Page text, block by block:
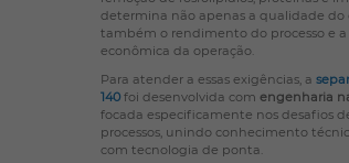
determina não apenas a qualidade do
também o rendimento do processo e
econômica da operação.
Para atender a essas exigências, a
140foi desenvolvida com engenharia
focada especificamente nos desafios
processos, unindo conhecimento
com tecnologia de ponta.